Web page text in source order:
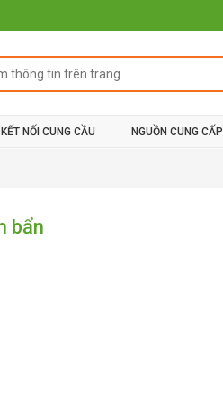
KẾT NỐI CUNG CẦU NGUỒN CUNG CẤP
bẩn